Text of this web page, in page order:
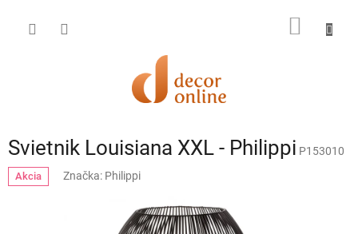
obsah
Svietnik Louisiana XXL - Philippi P153010
Akcia Značka: Philippi